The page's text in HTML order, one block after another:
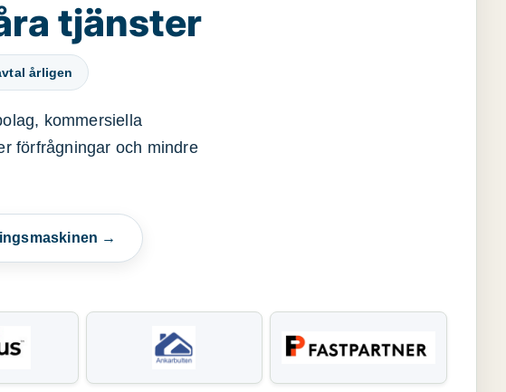
tjänster
årligen
kommersiella
förfrågningar och mindre
→